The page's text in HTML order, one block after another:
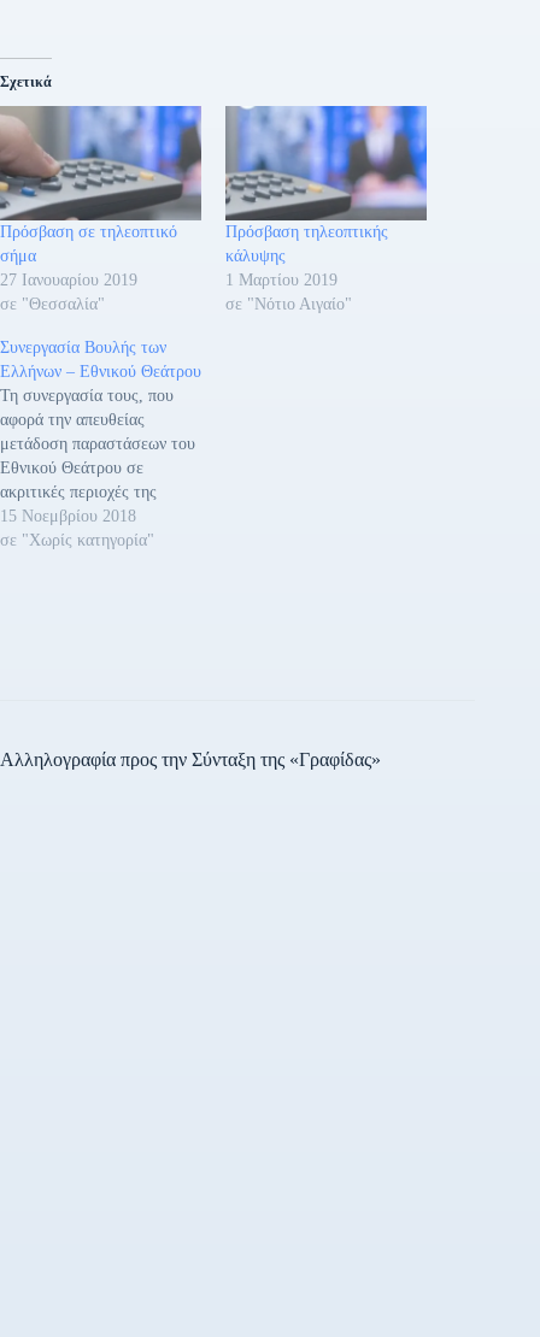
Σχετικά
Πρόσβαση σε τηλεοπτικό
σήμα
27 Ιανουαρίου 2019
σε "Θεσσαλία"
Πρόσβαση τηλεοπτικής
κάλυψης
1 Μαρτίου 2019
σε "Νότιο Αιγαίο"
Συνεργασία Βουλής των
Ελλήνων – Εθνικού Θεάτρου
Τη συνεργασία τους, που
αφορά την απευθείας
μετάδοση παραστάσεων του
Εθνικού Θεάτρου σε
ακριτικές περιοχές της
Ελλάδας από τον
Τηλεοπτικό Σταθμό της
του…
15 Νοεμβρίου 2018
σε "Χωρίς κατηγορία"
Αλληλογραφία προς την Σύνταξη της «Γραφίδας»